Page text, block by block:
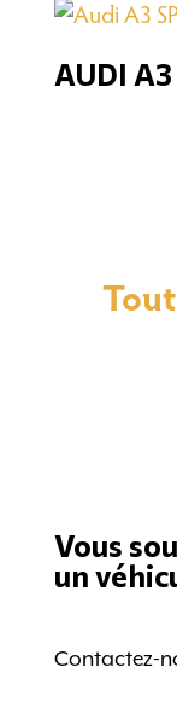
AUDI
Vous
un
Contactez-